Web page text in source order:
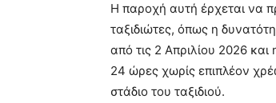
Η παροχή αυτή έρχεται να
ταξιδιώτες, όπως η
από τις 2 Απριλίου 2026
24 ώρες χωρίς επιπλέον
στάδιο του ταξιδιού.